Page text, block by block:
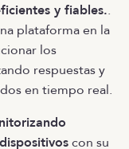
y fiables..
plataforma en la
los
respuestas y
en tiempo real.
con su